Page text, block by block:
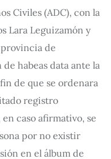
Civiles (ADC), con la
Lara Leguizamón y
de
habeas data ante la
de que se ordenara
registro
caso afirmativo, se
por no existir
en el álbum de